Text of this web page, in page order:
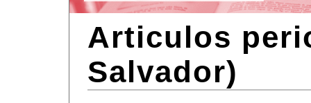
Articulos
Salvador)